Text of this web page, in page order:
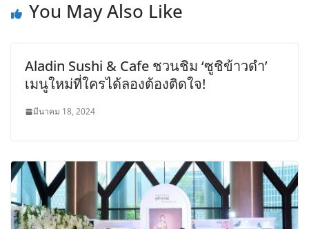
You May Also Like
Aladin Sushi & Cafe ชวนชิม ‘ซูชิข้าวดำ’
เมนูใหม่ที่ใครได้ลองต้องติดใจ!
มีนาคม 18, 2024